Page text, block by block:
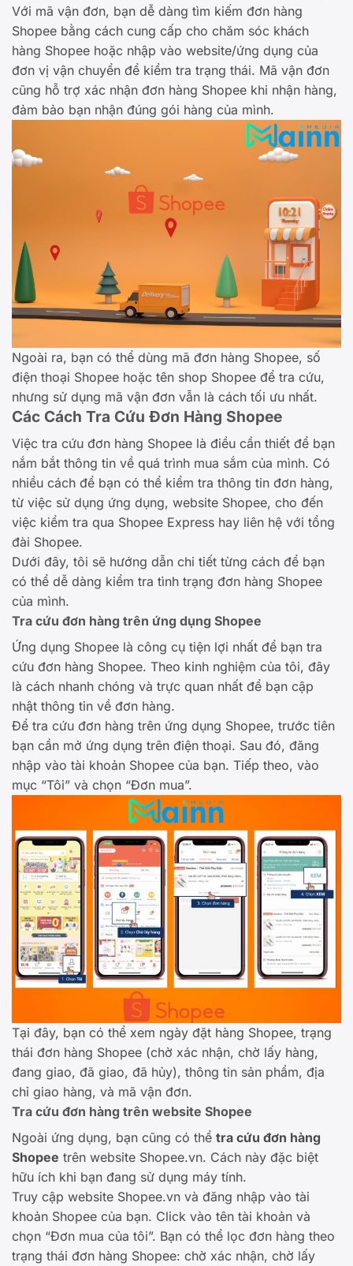
Với mã vận đơn, bạn dễ dàng tìm kiếm đơn hàng
Shopee bằng cách cung cấp cho chăm sóc khách
hàng Shopee hoặc nhập vào website/ứng dụng của
đơn vị vận chuyển để kiểm tra trạng thái. Mã vận đơn
cũng hỗ trợ xác nhận đơn hàng Shopee khi nhận hàng,
đảm bảo bạn nhận đúng gói hàng của mình.
Ngoài ra, bạn có thể dùng mã đơn hàng Shopee, số
điện thoại Shopee hoặc tên shop Shopee để tra cứu,
nhưng sử dụng mã vận đơn vẫn là cách tối ưu nhất.
Các Cách Tra Cứu Đơn Hàng Shopee
Việc tra cứu đơn hàng Shopee là điều cần thiết để bạn
nắm bắt thông tin về quá trình mua sắm của mình. Có
nhiều cách để bạn có thể kiểm tra thông tin đơn hàng,
từ việc sử dụng ứng dụng, website Shopee, cho đến
việc kiểm tra qua Shopee Express hay liên hệ với tổng
đài Shopee.
Dưới đây, tôi sẽ hướng dẫn chi tiết từng cách để bạn
có thể dễ dàng kiểm tra tình trạng đơn hàng Shopee
của mình.
Tra cứu đơn hàng trên ứng dụng Shopee
Ứng dụng Shopee là công cụ tiện lợi nhất để bạn tra
cứu đơn hàng Shopee. Theo kinh nghiệm của tôi, đây
là cách nhanh chóng và trực quan nhất để bạn cập
nhật thông tin về đơn hàng.
Để tra cứu đơn hàng trên ứng dụng Shopee, trước tiên
bạn cần mở ứng dụng trên điện thoại. Sau đó, đăng
nhập vào tài khoản Shopee của bạn. Tiếp theo, vào
mục “Tôi” và chọn “Đơn mua”.
Tại đây, bạn có thể xem ngày đặt hàng Shopee, trạng
thái đơn hàng Shopee (chờ xác nhận, chờ lấy hàng,
đang giao, đã giao, đã hủy), thông tin sản phẩm, địa
chỉ giao hàng, và mã vận đơn.
Tra cứu đơn hàng trên website Shopee
Ngoài ứng dụng, bạn cũng có thể tra cứu đơn hàng
Shopee trên website Shopee.vn. Cách này đặc biệt
hữu ích khi bạn đang sử dụng máy tính.
Truy cập website Shopee.vn và đăng nhập vào tài
khoản Shopee của bạn. Click vào tên tài khoản và
chọn “Đơn mua của tôi”. Bạn có thể lọc đơn hàng theo
trạng thái đơn hàng Shopee: chờ xác nhận, chờ lấy